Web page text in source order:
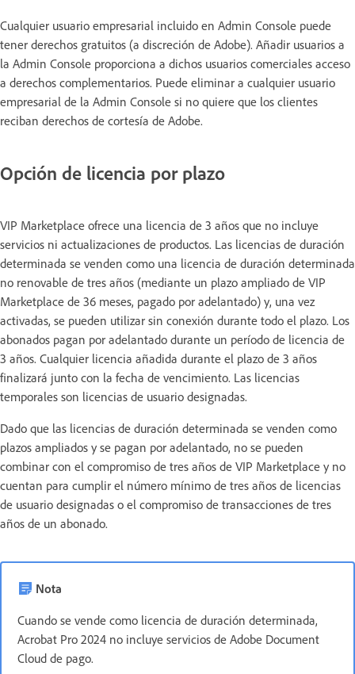
Cualquier usuario empresarial incluido en Admin Console puede
tener derechos gratuitos (a discreción de Adobe). Añadir usuarios a
la Admin Console proporciona a dichos usuarios comerciales acceso
a derechos complementarios. Puede eliminar a cualquier usuario
empresarial de la Admin Console si no quiere que los clientes
reciban derechos de cortesía de Adobe.
Opción de licencia por plazo
VIP Marketplace ofrece una licencia de 3 años que no incluye
servicios ni actualizaciones de productos. Las licencias de duración
determinada se venden como una licencia de duración determinada
no renovable de tres años (mediante un plazo ampliado de VIP
Marketplace de 36 meses, pagado por adelantado) y, una vez
activadas, se pueden utilizar sin conexión durante todo el plazo. Los
abonados pagan por adelantado durante un período de licencia de
3 años. Cualquier licencia añadida durante el plazo de 3 años
finalizará junto con la fecha de vencimiento. Las licencias
temporales son licencias de usuario designadas.
Dado que las licencias de duración determinada se venden como
plazos ampliados y se pagan por adelantado, no se pueden
combinar con el compromiso de tres años de VIP Marketplace y no
cuentan para cumplir el número mínimo de tres años de licencias
de usuario designadas o el compromiso de transacciones de tres
años de un abonado.
Nota
Cuando se vende como licencia de duración determinada,
Acrobat Pro 2024 no incluye servicios de Adobe Document
Cloud de pago.